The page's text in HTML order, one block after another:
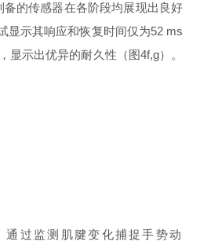
备的传感器在各阶段均展现出良好
显示其响应和恢复时间仅为52 ms
示出优异的耐久性（图4f,g）。
过监测肌腱变化捕捉手势动